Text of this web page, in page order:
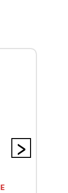
>